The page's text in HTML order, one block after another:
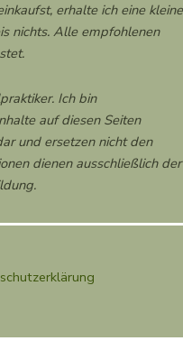
erhalte ich eine kleine
nichts. Alle empfohlenen
Ich bin
auf diesen Seiten
und ersetzen nicht den
dienen ausschließlich der